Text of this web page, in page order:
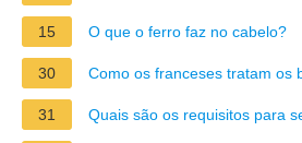
15 O que o ferro faz no cabelo?
30 Como os franceses tratam os
31 Quais são os requisitos para